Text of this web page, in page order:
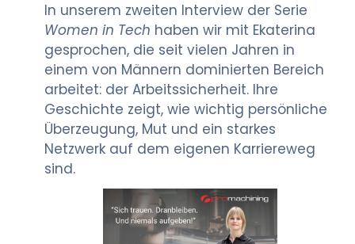
In unserem zweiten Interview der Serie
Women in Tech haben wir mit Ekaterina
gesprochen, die seit vielen Jahren in
einem von Männern dominierten Bereich
arbeitet: der Arbeitssicherheit. Ihre
Geschichte zeigt, wie wichtig persönliche
Überzeugung, Mut und ein starkes
Netzwerk auf dem eigenen Karriereweg
sind.